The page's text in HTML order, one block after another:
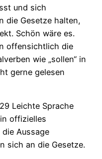
und sich
die Gesetze halten,
Schön wäre es.
offensichtlich die
wie „sollen“ in
gerne gelesen
Leichte Sprache
offizielles
Aussage
sich an die Gesetze.